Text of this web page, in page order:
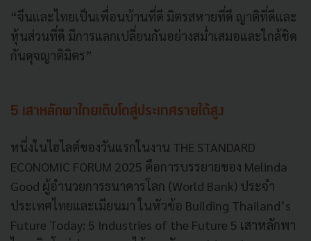
“จีนและไทยเป็นเพื่อนบ้านที่ดี มิตรสหายที่ดี ญาติที่ดีและ
หุ้นส่วนที่ดี มีการแลกเปลี่ยนกันอย่างสม่ำเสมอและใกล้ชิด
กันดุจญาติมิตร”
5 เสาหลักพาไทยเติบโตสู่ประเทศรายได้สูง
หนึ่งในไฮไลต์ของวันแรกในงาน THE STANDARD
ECONOMIC FORUM 2025 คือการบรรยายของ Melinda
Good ผู้อำนวยการธนาคารโลก (World Bank) ประจำ
ประเทศไทยและเมียนมา ในหัวข้อ Building Thailand’s
Future Today: 5 Industries of the Future 5 เสาหลักพา